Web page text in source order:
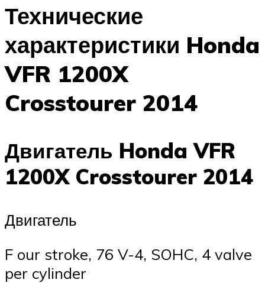
Технические
характеристики Honda
VFR 1200X
Crosstourer 2014
Двигатель Honda VFR
1200X Crosstourer 2014
Двигатель
F our stroke, 76 V-4, SOHC, 4 valve
per cylinder